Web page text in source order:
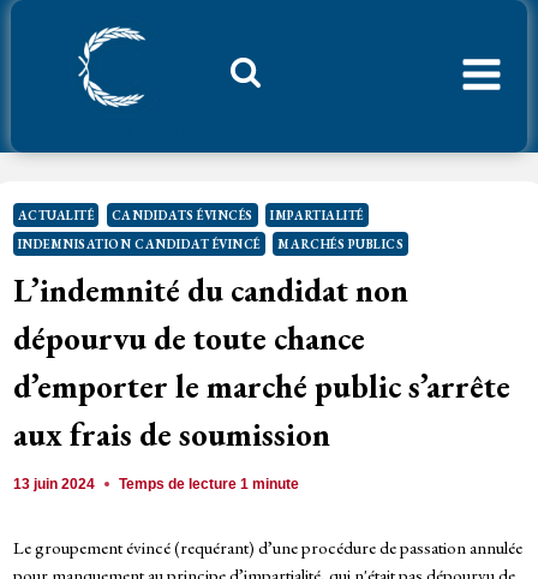
Aller
ACTUALITÉ CANDIDATS ÉVINCÉS
IMPARTIALITÉ
INDEMNISATION CANDIDAT ÉVINCÉ
MARCHÉS PUBLICS
L’indemnité du candidat non
dépourvu de toute chance
d’emporter le marché public s’arrête
aux frais de soumission
13 juin 2024 Temps de lecture1 minute
Le groupement évincé (requérant) d’une procédure de passation annulée